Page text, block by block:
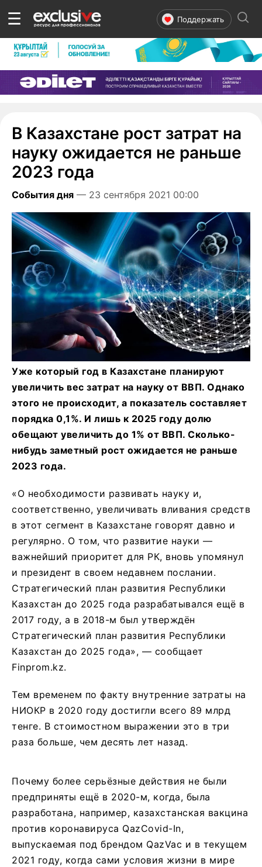
☰ Поддержать
В Казахстане рост затрат на
науку ожидается не раньше
2023 года
События дня — 23 сентября 2021 00:00
Уже который год в Казахстане планируют
увеличить вес затрат на науку от ВВП. Однако
этого не происходит, а показатель составляет
порядка 0,1%. И лишь к 2025 году долю
обещают увеличить до 1% от ВВП. Сколько-
нибудь заметный рост ожидается не раньше
2023 года.
«О необходимости развивать науку и,
соответственно, увеличивать вливания средств
в этот сегмент в Казахстане говорят давно и
регулярно. О том, что развитие науки —
важнейший приоритет для РК, вновь упомянул
и президент в своем недавнем послании.
Стратегический план развития Республики
Казахстан до 2025 года разрабатывался ещё в
2017 году, а в 2018-м был утверждён
Стратегический план развития Республики
Казахстан до 2025 года», — сообщает
Finprom.kz.
Тем временем по факту внутренние затраты на
НИОКР в 2020 году достигли всего 89 млрд
тенге. В стоимостном выражении это в три
раза больше, чем десять лет назад.
Почему более серьёзные действия не были
предприняты ещё в 2020-м, когда, была
разработана, например, казахстанская вакцина
против коронавируса QazCovid-In,
выпускаемая под брендом QazVac и в текущем
2021 году, когда сами условия жизни в мире